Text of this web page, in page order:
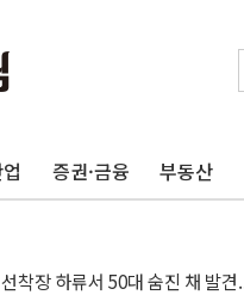
증권·금융 부동산
장서 질식사고 발생…작업자 1
착장 하류서 50대 숨진 채 발